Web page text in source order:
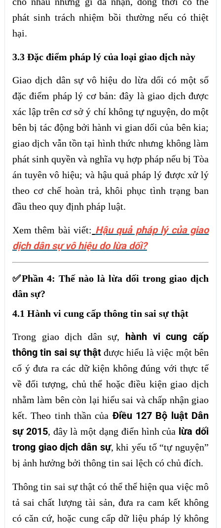
phát sinh trách nhiệm bồi thường nếu có thiệt
hại.
3.3 Đặc điểm pháp lý của loại giao dịch này
Giao dịch dân sự vô hiệu do lừa dối có một số
đặc điểm pháp lý cơ bản: đây là giao dịch được
xác lập trên cơ sở ý chí không tự nguyện, do một
bên bị tác động bởi hành vi gian dối của bên kia;
giao dịch vẫn tồn tại hình thức nhưng không làm
phát sinh quyền và nghĩa vụ hợp pháp nếu bị Tòa
án tuyên vô hiệu; và hậu quả pháp lý được xử lý
theo cơ chế hoàn trả, khôi phục tình trạng ban
đầu theo quy định pháp luật.
Xem thêm bài viết: Hậu quả pháp lý của giao
dịch dân sự vô hiệu do lừa dối?
✅Phần 4: Thế nào là lừa dối trong giao dịch
dân sự?
4.1 Hành vi cung cấp thông tin sai sự thật
Trong giao dịch dân sự,
hành vi cung cấp
thông tin sai sự thậtđược hiểu là việc một bên
cố ý đưa ra các dữ kiện không đúng với thực tế
về đối tượng, chủ thể hoặc điều kiện giao dịch
nhằm làm bên còn lại hiểu sai và chấp nhận giao
kết. Theo tinh thần của Điều 127 Bộ luật Dân
sự 2015, đây là một dạng điển hình của lừa dối
trong giao dịch dân sự, khi yếu tố “tự nguyện”
bị ảnh hưởng bởi thông tin sai lệch có chủ đích.
Thông tin sai sự thật có thể thể hiện qua việc mô
tả sai chất lượng tài sản, đưa ra cam kết không
có căn cứ, hoặc cung cấp dữ liệu pháp lý không